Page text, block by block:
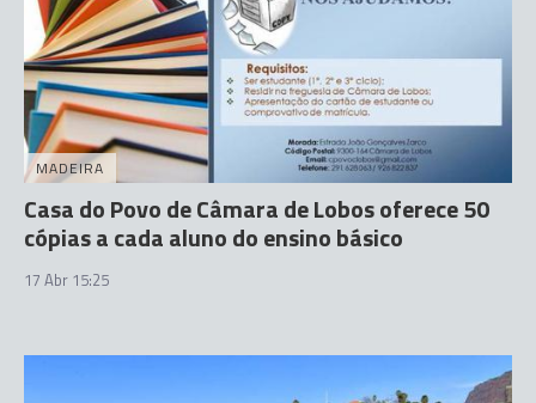
MADEIRA
Casa do Povo de Câmara de Lobos oferece 50
cópias a cada aluno do ensino básico
17 Abr 15:25